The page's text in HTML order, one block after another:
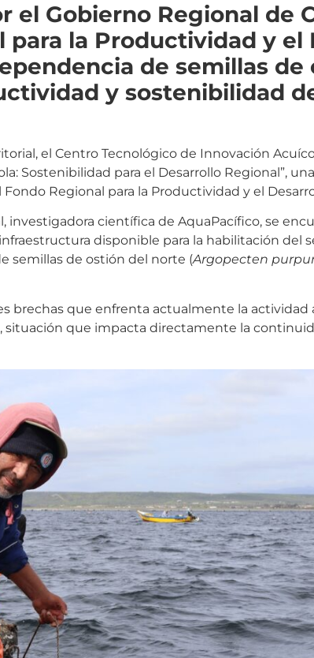
el Gobierno Regional de
para la Productividad y el
de semillas de
y sostenibilidad
el Centro Tecnológico de Innovación
Sostenibilidad para el Desarrollo Regional”,
Regional para la Productividad y el
investigadora científica de AquaPacífico, se
disponible para la habilitación del
semillas de ostión del norte (Argopecten
brechas que enfrenta actualmente la actividad
que impacta directamente la